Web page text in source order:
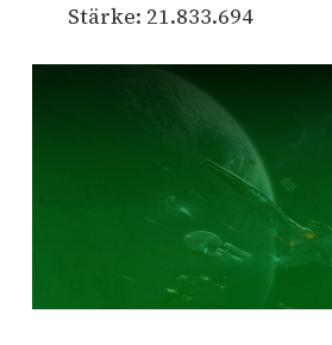
Stärke: 21.833.694